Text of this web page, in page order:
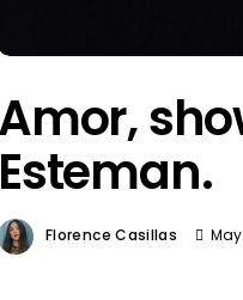
Amor,
Esteman.
Florence Casillas